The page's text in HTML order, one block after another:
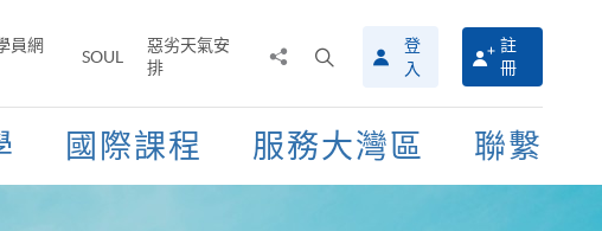
員網
SOUL
惡劣天氣安
排
搜
尋
介
面
登
入
註
冊
國際課程 服務大灣區 聯繫